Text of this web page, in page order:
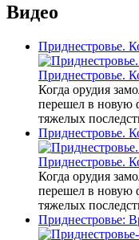
Видео
Приднестровье.
Приднестровье.
Когда орудия
перешел в новую
тяжелых
Приднестровье.
Приднестровье.
Когда орудия
перешел в новую
тяжелых
Приднестровье: